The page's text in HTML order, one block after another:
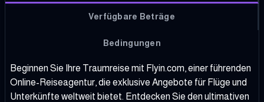
Verfügbare Beträge
Bedingungen
Beginnen Sie Ihre Traumreise mit Flyin.com, einer führenden
Online-Reiseagentur, die exklusive Angebote für Flüge und
Unterkünfte weltweit bietet. Entdecken Sie den ultimativen